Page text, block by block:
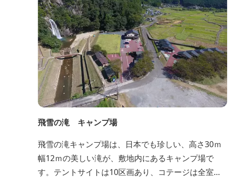
飛雪の滝 キャンプ場
飛雪の滝キャンプ場は、日本でも珍しい、高さ30ｍ
幅12ｍの美しい滝が、敷地内にあるキャンプ場で
す。テントサイトは10区画あり、コテージは全室で8